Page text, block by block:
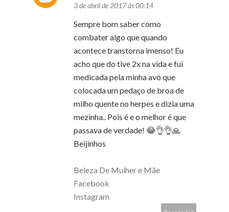
3 de abril de 2017 às 00:14
Sempre bom saber como
combater algo que quando
acontece transtorna imenso! Eu
acho que do tive 2x na vida e fui
medicada pela minha avó que
colocada um pedaço de broa de
milho quente no herpes e dizia uma
mezinha.. Pois é e o melhor é que
passava de verdade! 😂👌👌🙏
Beijinhos
Beleza De Mulher e Mãe
Facebook
Instagram